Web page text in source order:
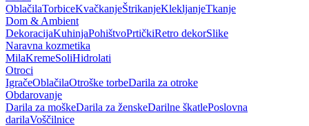
OblačilaTorbiceKvačkanjeŠtrikanjeKlekljanjeTkanje
Dom & Ambient
DekoracijaKuhinjaPohištvoPrtičkiRetro dekorSlike
Naravna kozmetika
MilaKremeSoliHidrolati
Otroci
IgračeOblačilaOtroške torbeDarila za otroke
Obdarovanje
Darila za moškeDarila za ženskeDarilne škatlePoslovna
darilaVoščilnice